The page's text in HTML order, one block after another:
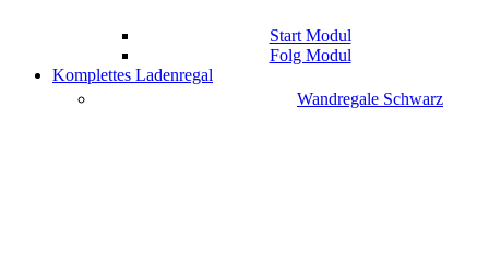
Start Modul
Folg Modul
Komplettes Ladenregal
Wandregale Schwarz